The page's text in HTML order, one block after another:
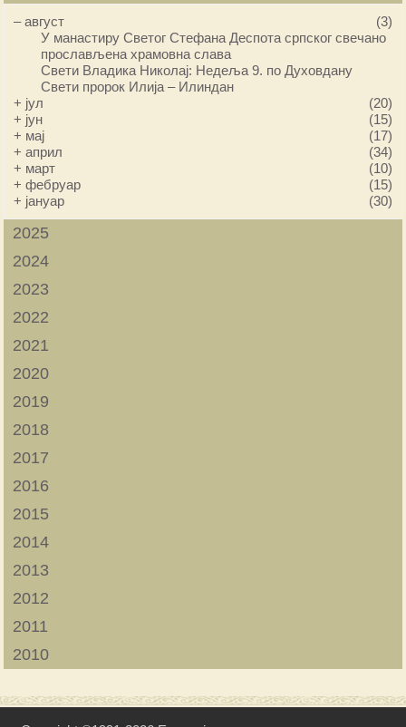
–август
(3)
У манастиру Светог Стефана Деспота српског свечано
прослављена храмовна слава
Свети Владика Николај: Недеља 9. по Духовдану
Свети пророк Илија – Илиндан
+ јул
(20)
+ јун
(15)
+ мај
(17)
+април
(34)
+ март
(10)
+фебруар
(15)
+ јануар (30)
2025
2024
2023
2022
2021
2020
2019
2018
2017
2016
2015
2014
2013
2012
2011
2010